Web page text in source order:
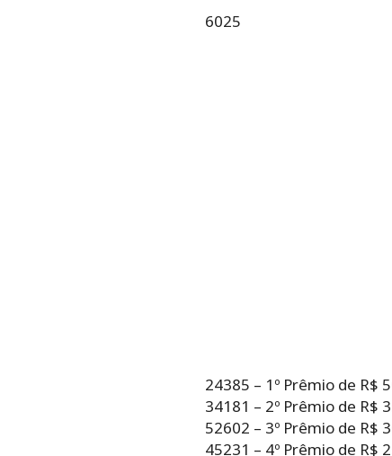
6025
24385 – 1º Prêmio de R$
34181 – 2º Prêmio de R$
52602 – 3º Prêmio de R$
45231 – 4º Prêmio de R$